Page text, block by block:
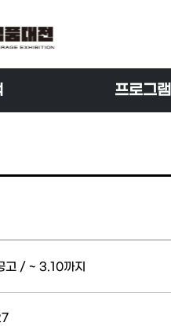
프로그램
고 / ~ 3.10까지